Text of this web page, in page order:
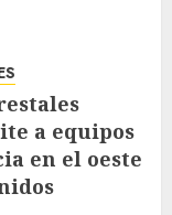
a equipos
en el oeste